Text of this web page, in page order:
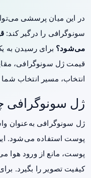
در این میان پرسشی
سونوگرافی را درگیر کند:
می‌شود؟ برای رسیدن به
قیمت ژل سونوگرافی،
انتخاب، مسیر انتخاب
ژل
ژل سونوگرافی به‌عنوان
پوست استفاده می‌شود.
پوست، مانع از ورود هوا
کیفیت تصویر را بگیرد.